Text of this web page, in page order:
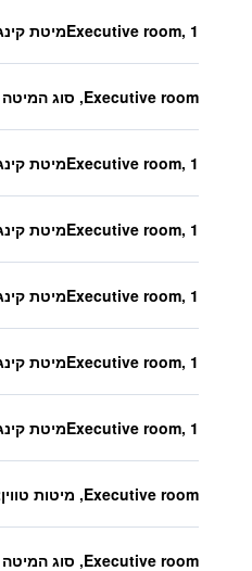
Executive room, 1מיטת קינג
Executive room, סוג המיטה לא ידוע
Executive room, 1מיטת קינג
Executive room, 1מיטת קינג
Executive room, 1מיטת קינג
Executive room, 1מיטת קינג
Executive room, 1מיטת קינג
Executive room, מיטות טווין2
Executive room, סוג המיטה לא ידוע